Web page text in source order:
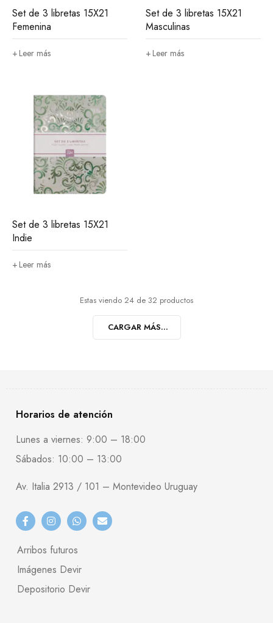
Set de 3 libretas 15X21
Femenina
Leer más
Set de 3 libretas 15X21
Masculinas
Leer más
Set de 3 libretas 15X21
Indie
Leer más
Estas viendo 24 de 32 productos
CARGAR MÁS...
Horarios de atención
Lunes a viernes: 9:00 – 18:00
Sábados: 10:00 – 13:00
Av. Italia 2913 / 101 – Montevideo Uruguay
Arribos futuros
Imágenes Devir
Depositorio Devir